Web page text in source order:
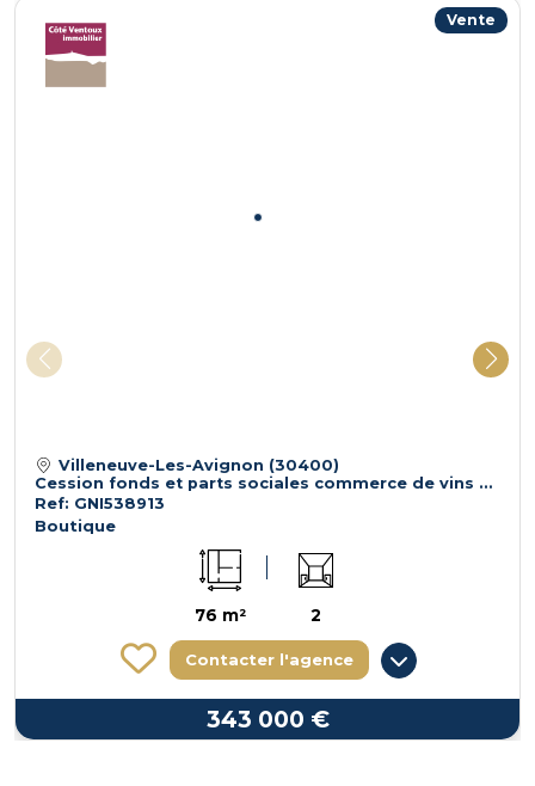
Vente
Villeneuve-Les-Avignon (30400)
Cession fonds et parts sociales commerce de vins & spiritueux à forte notoriété
Ref: GNI538913
Boutique
76 m² 2
Contacter l'agence
343 000 €